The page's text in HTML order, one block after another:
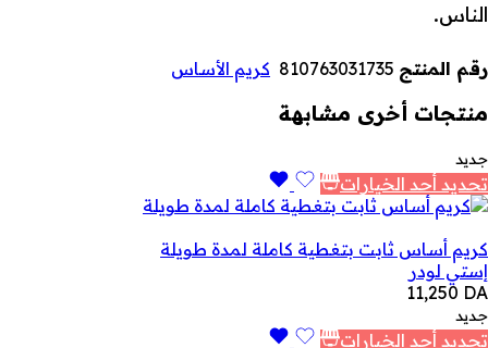
الناس.
رقم المنتج 810763031735 كريم الأساس
منتجات أخرى مشابهة
جديد
تحديد أحد الخيارات
كريم أساس ثابت بتغطية كاملة لمدة طويلة
إستي لودر
11,250 DA
جديد
تحديد أحد الخيارات